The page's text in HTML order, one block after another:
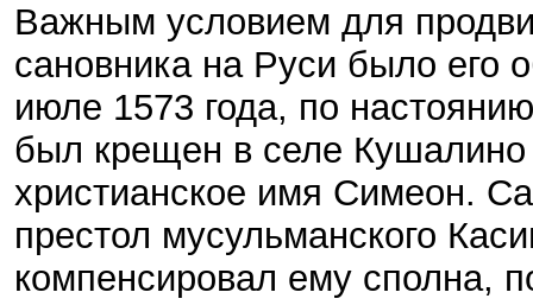
Важным условием для
сановника на Руси было его
июле 1573 года, по
был крещен в селе Кушалино
христианское имя Симеон.
престол мусульманского
компенсировал ему сполна,